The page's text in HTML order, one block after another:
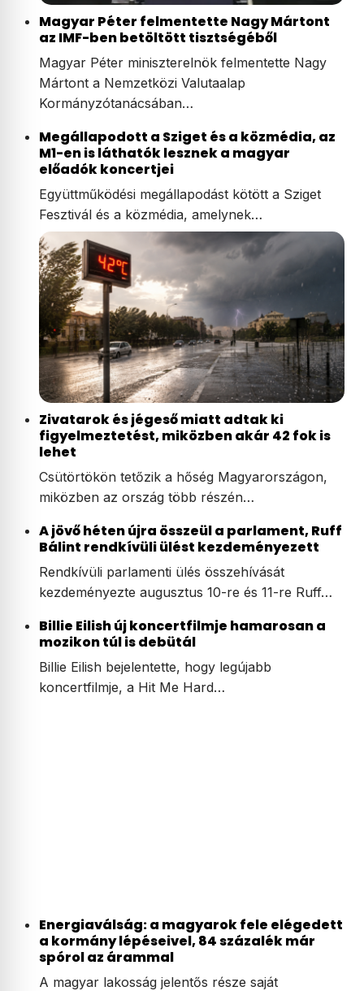
Magyar Péter felmentette Nagy Mártont
az IMF-ben betöltött tisztségéből
Magyar Péter miniszterelnök felmentette Nagy
Mártont a Nemzetközi Valutaalap
Kormányzótanácsában…
Megállapodott a Sziget és a közmédia, az
M1-en is láthatók lesznek a magyar
előadók koncertjei
Együttműködési megállapodást kötött a Sziget
Fesztivál és a közmédia, amelynek…
Zivatarok és jégeső miatt adtak ki
figyelmeztetést, miközben akár 42 fok is
lehet
Csütörtökön tetőzik a hőség Magyarországon,
miközben az ország több részén…
A jövő héten újra összeül a parlament, Ruff
Bálint rendkívüli ülést kezdeményezett
Rendkívüli parlamenti ülés összehívását
kezdeményezte augusztus 10-re és 11-re Ruff…
Billie Eilish új koncertfilmje hamarosan a
mozikon túl is debütál
Billie Eilish bejelentette, hogy legújabb
koncertfilmje, a Hit Me Hard…
Energiaválság: a magyarok fele elégedett
a kormány lépéseivel, 84 százalék már
spórol az árammal
A magyar lakosság jelentős része saját